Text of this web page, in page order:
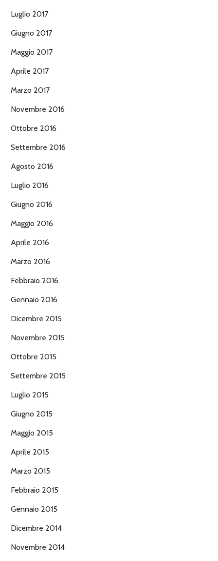
Luglio 2017
Giugno 2017
Maggio 2017
Aprile 2017
Marzo 2017
Novembre 2016
Ottobre 2016
Settembre 2016
Agosto 2016
Luglio 2016
Giugno 2016
Maggio 2016
Aprile 2016
Marzo 2016
Febbraio 2016
Gennaio 2016
Dicembre 2015
Novembre 2015
Ottobre 2015
Settembre 2015
Luglio 2015
Giugno 2015
Maggio 2015
Aprile 2015
Marzo 2015
Febbraio 2015
Gennaio 2015
Dicembre 2014
Novembre 2014